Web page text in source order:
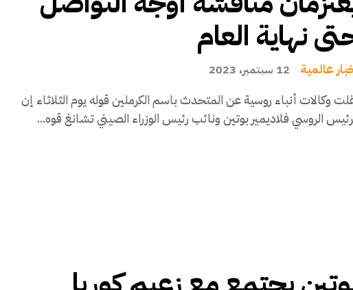
نهاية العام
عالمية 12 سبتمبر، 2023
وكالات أنباء روسية عن المتحدث باسم الكرملين قوله يوم الثلاثاء إن
الروسي فلاديمير بوتين ونائب رئيس الوزراء الصيني تشانغ قوه...